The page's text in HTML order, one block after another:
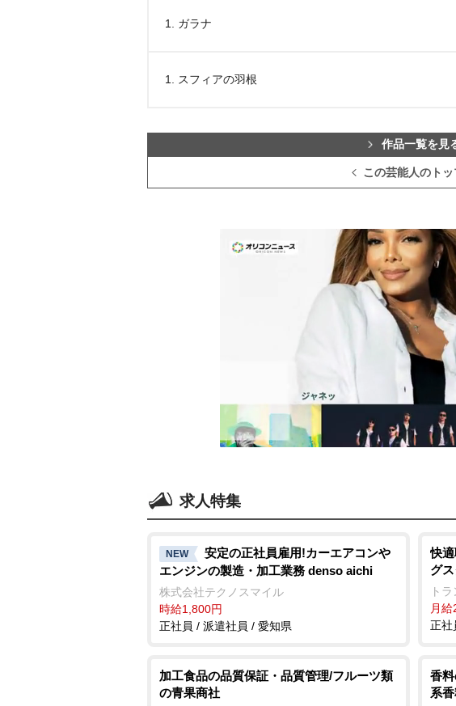
1. ガラナ
1. スフィアの羽根
作品一覧を見
この芸能人のトッ
求人特集
NEW
安定の正社員雇用!カーエアコン
エンジンの製造・加工業務 denso aichi
株式会社テクノスマイル
時給1,800円
正社員 / 派遣社員 / 愛知県
快
グ
ト
月
正社
加工食品の品質保証・品質管理/フルーツ類
の青果商社
香
系